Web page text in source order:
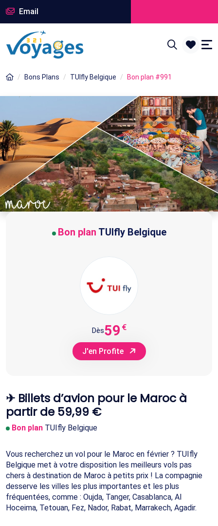
Email
Bons Plans TUIfly Belgique Bon plan #991
Bon plan TUIfly Belgique
Dès59 €
J'en Profite
✈ Billets d’avion pour le Maroc à
partir de 59,99 €
Bon plan TUIfly Belgique
Vous recherchez un vol pour le Maroc en février ? TUIfly
Belgique met à votre disposition les meilleurs vols pas
chers à destination de Maroc à petits prix ! La compagnie
desserve les villes les plus importantes et les plus
fréquentées, comme : Oujda, Tanger, Casablanca, Al
Hoceima, Tetouan, Fez, Nador, Rabat, Marrakech, Agadir.